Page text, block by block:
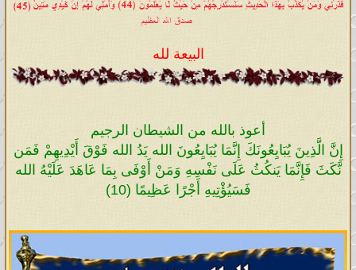
البيعة لله
أعوذ بالله من الشيطان الرجيم
إِنَّ الَّذِينَ يُبَايِعُونَكَ إِنَّمَا يُبَايِعُونَ الله يَدُ الله فَوْقَ أَيْدِيهِمْ فَمَن
نَّكَثَ فَإِنَّمَا يَنكُثُ عَلَى نَفْسِهِ وَمَنْ أَوْفَى بِمَا عَاهَدَ عَلَيْهُ الله
فَسَيُؤْتِيهِ أَجْرًا عَظِيمًا (10)